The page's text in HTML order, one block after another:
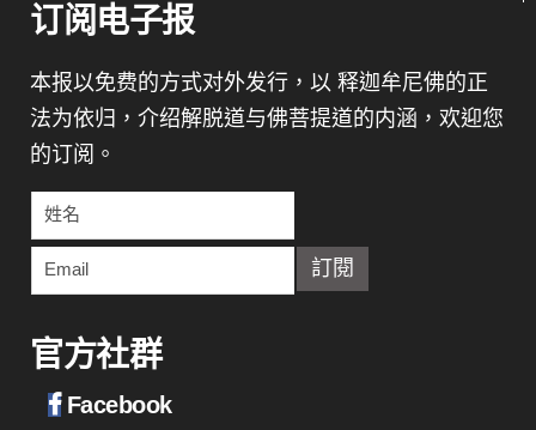
订阅电子报
本报以免费的方式对外发行，以 释迦牟尼佛的正
法为依归，介绍解脱道与佛菩提道的内涵，欢迎您
的订阅。
官方社群
Facebook